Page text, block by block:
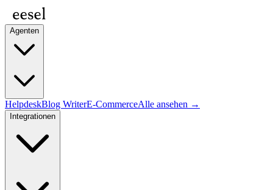
Agenten
HelpdeskBlog WriterE-CommerceAlle ansehen →
Integrationen